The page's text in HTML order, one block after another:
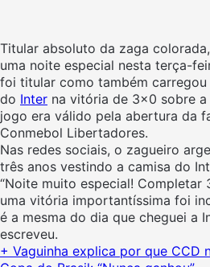
Titular absoluto da zaga
uma noite especial nesta terça-
foi titular como também
do Inter na vitória de 3×0 sobre
jogo era válido pela abertura da
Conmebol Libertadores.
Nas redes sociais, o zagueiro
três anos vestindo a camisa do
“Noite muito especial! Completar
uma vitória importantíssima foi
é a mesma do dia que cheguei a
escreveu.
+ Vaguinha explica por que CCD